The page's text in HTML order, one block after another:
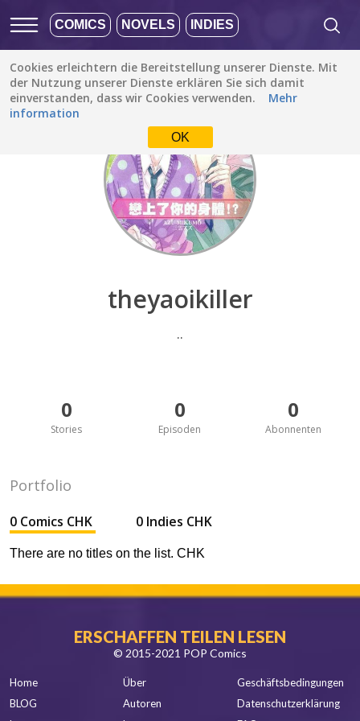
COMICS NOVELS INDIES
Cookies erleichtern die Bereitstellung unserer Dienste. Mit
der Nutzung unserer Dienste erklären Sie sich damit
einverstanden, dass wir Cookies verwenden.
Mehr
information
OK
Entdecken / theyaoikiller
theyaoikiller
..
0
Stories
0
Episoden
0
Abonnenten
Portfolio
0 Comics CHK 0 Indies CHK
There are no titles on the list. CHK
ERSCHAFFEN TEILEN LESEN
© 2015-2021 POP Comics
Home
BLOG
Über
Autoren
Geschäftsbedingungen
Datenschutzerklärung